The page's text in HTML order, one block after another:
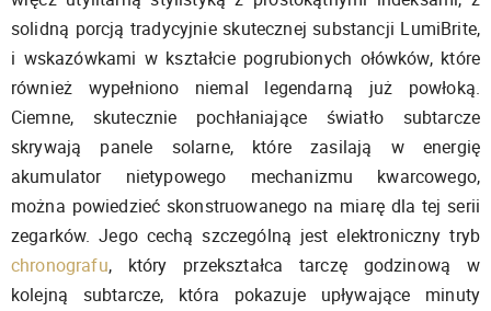
solidną porcją tradycyjnie skutecznej substancji LumiBrite,
i wskazówkami w kształcie pogrubionych ołówków, które
również wypełniono niemal legendarną już powłoką.
Ciemne, skutecznie pochłaniające światło subtarcze
skrywają panele solarne, które zasilają w energię
akumulator nietypowego mechanizmu kwarcowego,
można powiedzieć skonstruowanego na miarę dla tej serii
zegarków. Jego cechą szczególną jest elektroniczny tryb
chronografu, który przekształca tarczę godzinową w
kolejną subtarcze, która pokazuje upływające minuty